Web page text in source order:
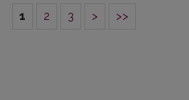
1 2 3 > >>